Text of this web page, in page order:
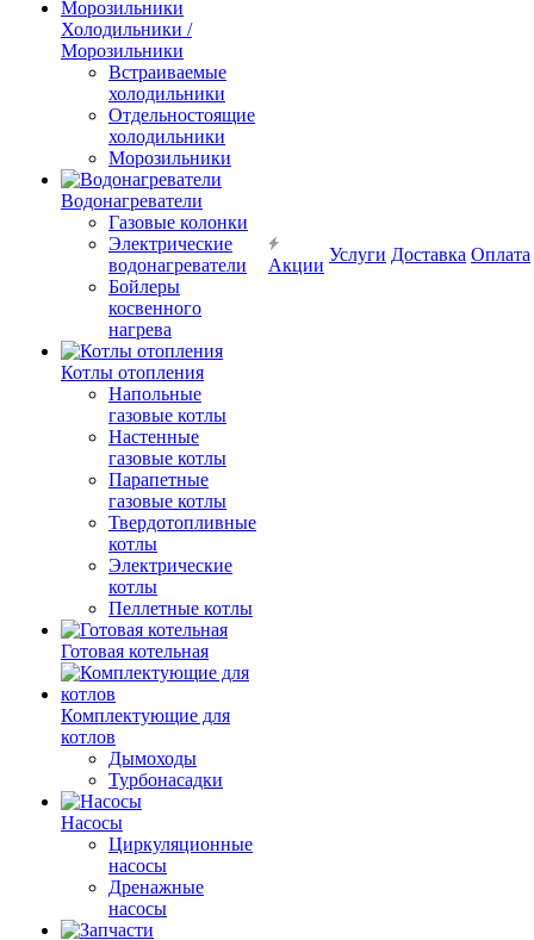
Холодильники /
Морозильники
Встраиваемые
холодильники
Отдельностоящие
холодильники
Морозильники
Водонагреватели
Газовые колонки
Электрические
водонагреватели
Бойлеры
косвенного
нагрева
Котлы отопления
Напольные
газовые котлы
Настенные
газовые котлы
Парапетные
газовые котлы
Твердотопливные
котлы
Электрические
котлы
Пеллетные котлы
Готовая котельная
Комплектующие для
котлов
Дымоходы
Турбонасадки
Насосы
Циркуляционные
насосы
Дренажные
насосы
Акции
Услуги Доставка Оплата